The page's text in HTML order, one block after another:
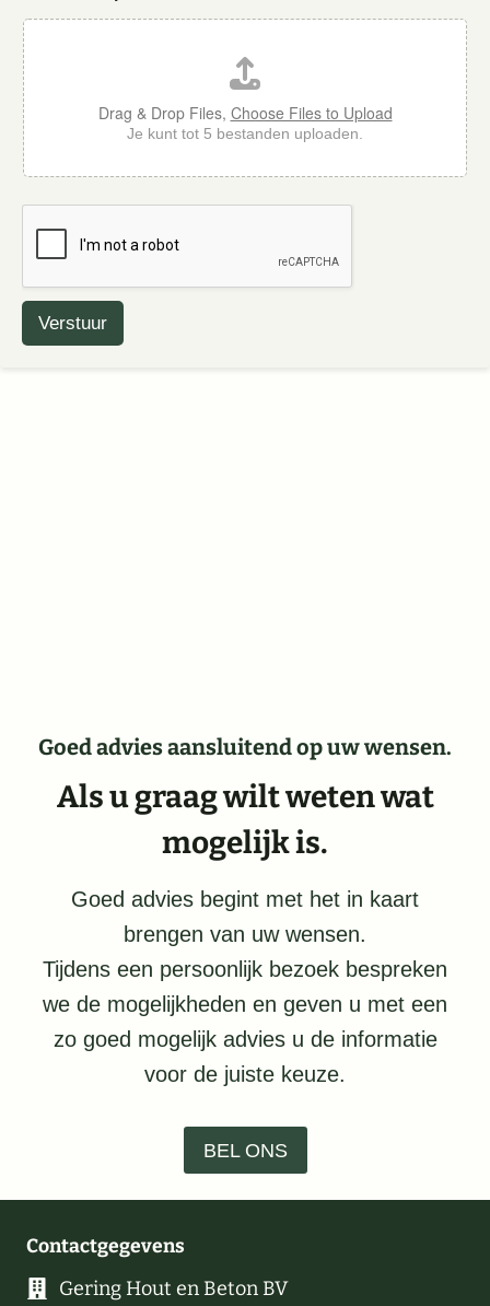
Drag & Drop Files, Choose Files to Upload
Je kunt tot 5 bestanden uploaden.
Verstuur
Goed advies aansluitend op uw wensen.
Als u graag wilt weten wat
mogelijk is.
Goed advies begint met het in kaart
brengen van uw wensen.
Tijdens een persoonlijk bezoek bespreken
we de mogelijkheden en geven u met een
zo goed mogelijk advies u de informatie
voor de juiste keuze.
BEL ONS
Contactgegevens
Gering Hout en Beton BV